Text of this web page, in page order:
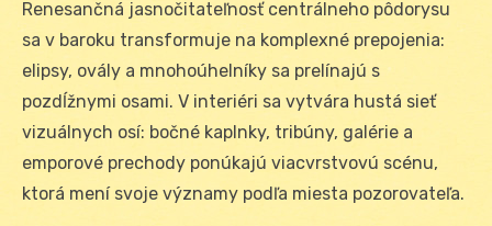
Renesančná jasnočitateľnosť centrálneho pôdorysu
sa v baroku transformuje na komplexné prepojenia:
elipsy, ovály a mnohoúhelníky sa prelínajú s
pozdĺžnymi osami. V interiéri sa vytvára hustá sieť
vizuálnych osí: bočné kaplnky, tribúny, galérie a
emporové prechody ponúkajú viacvrstvovú scénu,
ktorá mení svoje významy podľa miesta pozorovateľa.